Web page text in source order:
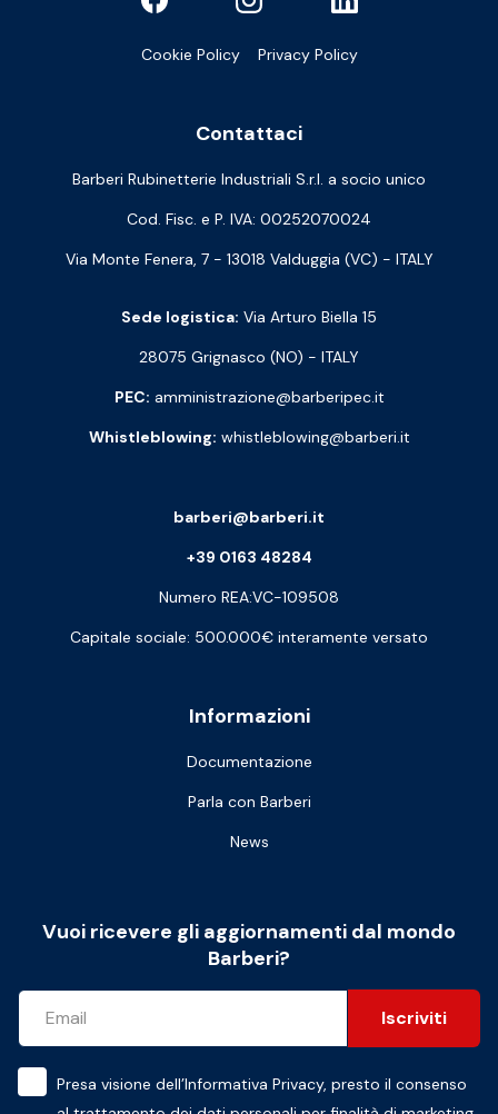
Cookie Policy Privacy Policy
Contattaci
Barberi Rubinetterie Industriali S.r.l. a socio unico
Cod. Fisc. e P. IVA: 00252070024
Via Monte Fenera, 7 - 13018 Valduggia (VC) - ITALY
Sede logistica: Via Arturo Biella 15
28075 Grignasco (NO) - ITALY
PEC: amministrazione@barberipec.it
Whistleblowing: whistleblowing@barberi.it
Informazioni
Documentazione
Parla con Barberi
News
barberi@barberi.it
+39 0163 48284
Numero REA:VC-109508
Capitale sociale: 500.000€ interamente versato
Vuoi ricevere gli aggiornamenti dal mondo
Barberi?
Iscriviti
Presa visione dell’Informativa Privacy, presto il consenso